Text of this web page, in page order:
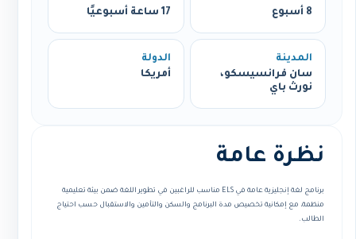
8 أسبوع
17 ساعة أسبوعيًا
المدينة
سان فرانسيسكو،
نورث باي
الدولة
أمريكا
نظرة عامة
برنامج لغة إنجليزية عامة في ELS مناسب للراغبين في تطوير اللغة ضمن بيئة تعليمية
منظمة، مع إمكانية تخصيص مدة البرنامج والسكن والتأمين والاستقبال حسب احتياج
الطالب.